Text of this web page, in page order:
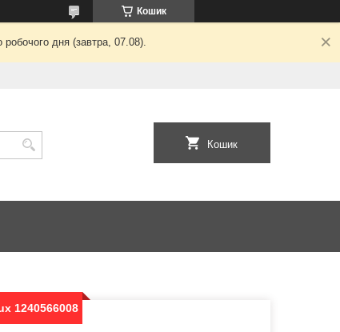
Кошик
дня (завтра, 07.08).
Кошик
1240566008